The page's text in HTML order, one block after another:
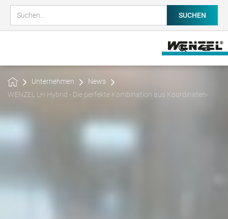
Unternehmen
News
WENZEL LH Hybrid - Die perfekte Kombination aus Koordinaten- und